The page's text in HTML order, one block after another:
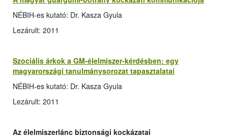
NÉBIH-es kutató: Dr. Kasza Gyula
Lezárult: 2011
Szociális árkok a GM-élelmiszer-kérdésben: egy
magyarországi tanulmánysorozat tapasztalatai
NÉBIH-es kutató: Dr. Kasza Gyula
Lezárult: 2011
Az élelmiszerlánc biztonsági kockázatai